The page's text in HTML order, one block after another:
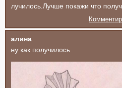
лучилось.Лучше покажи что
алина
ну как получилось